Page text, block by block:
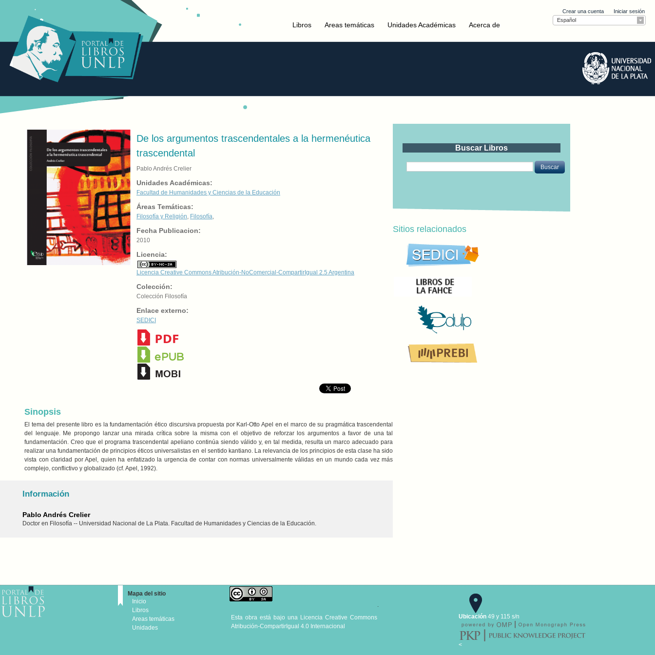
Crear una cuenta
Iniciar sesión
Español
Libros Areas temáticas Unidades Académicas Acerca de
De los argumentos trascendentales a la hermenéutica
trascendental
Pablo Andrés Crelier
Unidades Académicas:
Facultad de Humanidades y Ciencias de la Educación
Áreas Temáticas:
Filosofía y Religión, Filosofía,
Fecha Publicacion:
2010
Licencia:
Licencia Creative Commons Atribución-NoComercial-CompartirIgual 2.5 Argentina
Colección:
Colección Filosofía
Enlace externo:
SEDICI
Sinopsis
El tema del presente libro es la fundamentación ético discursiva propuesta por Karl-Otto Apel en el marco de su pragmática trascendental
del lenguaje. Me propongo lanzar una mirada crítica sobre la misma con el objetivo de reforzar los argumentos a favor de una tal
fundamentación. Creo que el programa trascendental apeliano continúa siendo válido y, en tal medida, resulta un marco adecuado para
realizar una fundamentación de principios éticos universalistas en el sentido kantiano. La relevancia de los principios de esta clase ha sido
vista con claridad por Apel, quien ha enfatizado la urgencia de contar con normas universalmente válidas en un mundo cada vez más
complejo, conflictivo y globalizado (cf. Apel, 1992).
Información
Pablo Andrés Crelier
Doctor en Filosofía -- Universidad Nacional de La Plata. Facultad de Humanidades y Ciencias de la Educación.
Buscar Libros
Buscar
Sitios relacionados
Mapa del sitio
Inicio
Libros
Areas temáticas
Unidades
Esta obra está bajo una Licencia Creative Commons
Atribución-CompartirIgual 4.0 Internacional
.
Ubicación 49 y 115 s/n
<